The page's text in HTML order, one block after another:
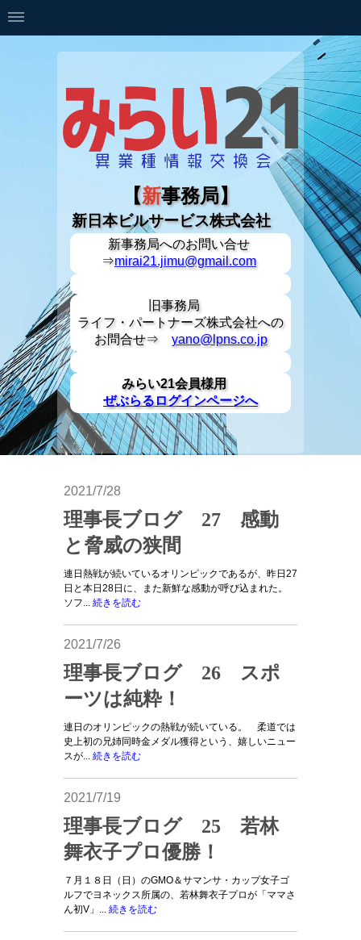
【新事務局】
新日本ビルサービス株式会社
新事務局へのお問い合せ
⇒mirai21.jimu@gmail.com
旧事務局
ライフ・パートナーズ株式会社への
お問合せ⇒ yano@lpns.co.jp
みらい21会員様用
ぜぶらるログインページへ
2021/7/28
理事長ブログ 27 感動
と脅威の狭間
連日熱戦が続いているオリンピックであるが、昨日27
日と本日28日に、また新鮮な感動が呼び込まれた。
ソフ... 続きを読む
2021/7/26
理事長ブログ 26 スポ
ーツは純粋！
連日のオリンピックの熱戦が続いている。 柔道では
史上初の兄姉同時金メダル獲得という、嬉しいニュー
スが... 続きを読む
2021/7/19
理事長ブログ 25 若林
舞衣子プロ優勝！
７月１８日（日）のGMO＆サマンサ・カップ女子ゴ
ルフでヨネックス所属の、若林舞衣子プロが「ママさ
ん初V」... 続きを読む